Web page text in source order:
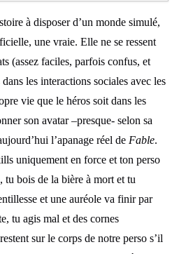
à disposer d’un monde simulé,
une vraie. Elle ne se ressent
(assez faciles, parfois confus, et
les interactions sociales avec les
vie que le héros soit dans les
son avatar –presque- selon sa
l’apanage réel de Fable.
uniquement en force et ton perso
bois de la bière à mort et tu
et une auréole va finir par
tu agis mal et des cornes
sur le corps de notre perso s’il